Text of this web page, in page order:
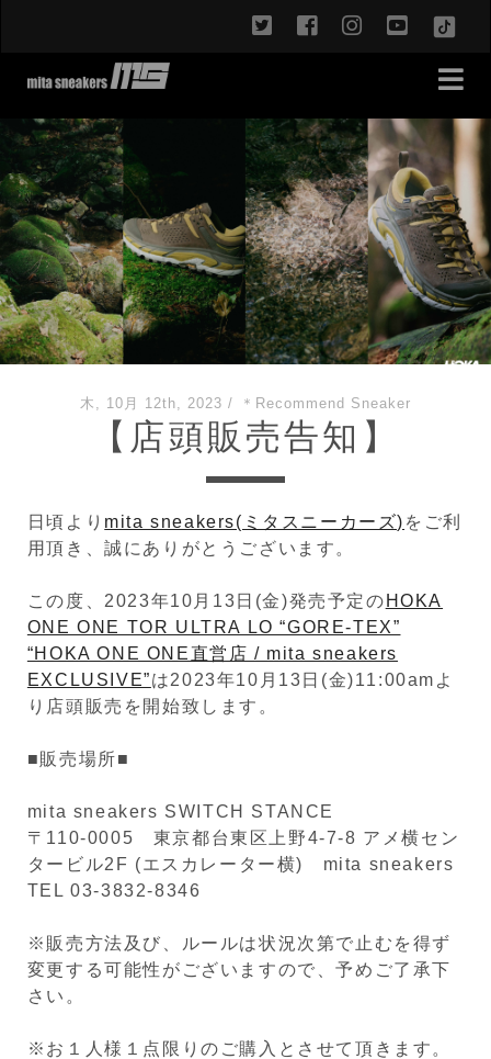
twitterfacebookinstagram
木, 10月 12th, 2023 / ＊Recommend Sneaker
【店頭販売告知】
日頃より mita sneakers(ミタスニーカーズ) をご利
用頂き、誠にありがとうございます。
この度、2023年10月13日(金)発売予定の HOKA
ONE ONE TOR ULTRA LO “GORE-TEX”
“HOKA ONE ONE直営店 / mita sneakers
EXCLUSIVE”は2023年10月13日(金)11:00amよ
り店頭販売を開始致します。
■販売場所■
mita sneakers SWITCH STANCE
〒110-0005 東京都台東区上野4-7-8 アメ横セン
タービル2F (エスカレーター横) mita sneakers
TEL 03-3832-8346
※販売方法及び、ルールは状況次第で止むを得ず
変更する可能性がございますので、予めご了承下
さい。
※お１人様１点限りのご購入とさせて頂きます。